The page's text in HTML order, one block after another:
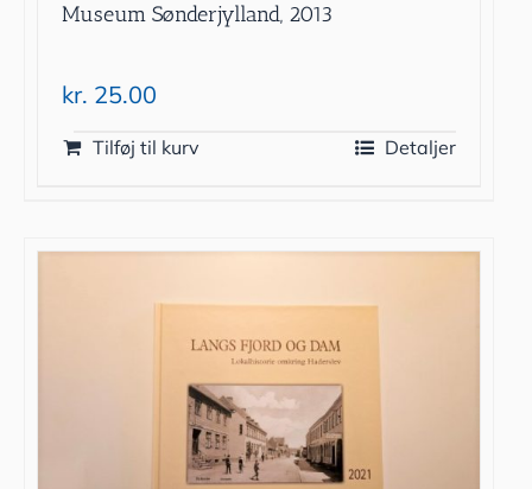
Museum Sønderjylland, 2013
kr. 25.00
Tilføj til kurv Detaljer